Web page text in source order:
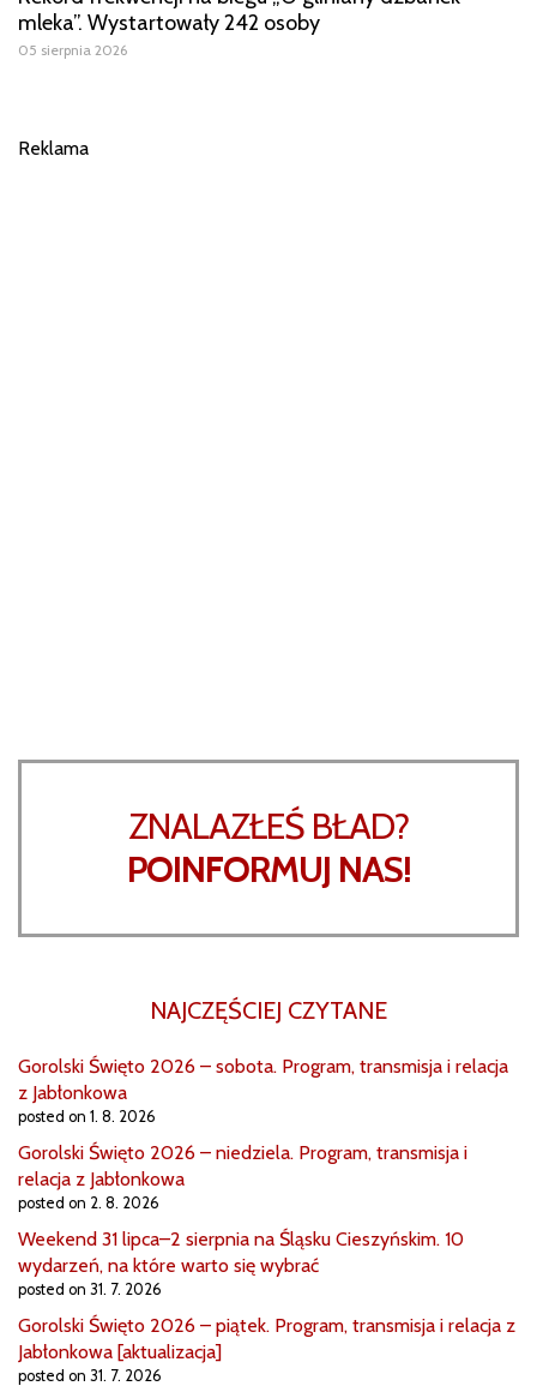
mleka”. Wystartowały 242 osoby
05 sierpnia 2026
Reklama
ZNALAZŁEŚ BŁAD?
POINFORMUJ NAS!
NAJCZĘŚCIEJ CZYTANE
Gorolski Święto 2026 – sobota. Program, transmisja i relacja
z Jabłonkowa
posted on 1. 8. 2026
Gorolski Święto 2026 – niedziela. Program, transmisja i
relacja z Jabłonkowa
posted on 2. 8. 2026
Weekend 31 lipca–2 sierpnia na Śląsku Cieszyńskim. 10
wydarzeń, na które warto się wybrać
posted on 31. 7. 2026
Gorolski Święto 2026 – piątek. Program, transmisja i relacja z
Jabłonkowa [aktualizacja]
posted on 31. 7. 2026